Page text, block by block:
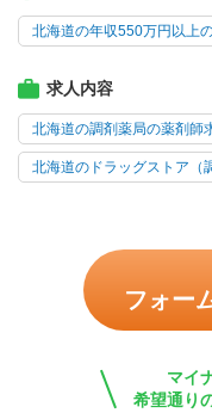
北海道の年収550万円以上
求人内容
北海道の調剤薬局の薬剤師
北海道のドラッグストア（
フォー
マイ
希望通り